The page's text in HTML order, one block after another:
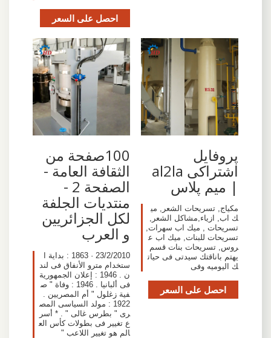
احصل على السعر
پروفایل
اشتراکی al2la
| میم پلاس
مكياج, تسريحات الشعر, مي
ك اب, ازياء,مشاكل الشعر,
تسريحات , ميك اب سهرات,
تسريحات للبنات, ميك اب ع
روس, تسريحات بنات قسم
يهتم باناقتك سيدتى فى حيات
ك اليوميه وفى
احصل على السعر
100صفحة من
الثقافة العامة -
الصفحة 2 -
منتديات الجلفة
لكل الجزائريين
و العرب
23/2/2010 · 1863 : بداية ا
ستخدام مترو الأنفاق فى لند
ن . 1946 : إعلان الجمهورية
فى ألبانيا . 1946 : وفاة " ص
فية زغلول " أم المصريين .
1922 : مولد السياسى المص
رى " بطرس غالى " . * أسر
ع تغيير فى بطولات كأس الع
الم هو تغيير اللاعب "